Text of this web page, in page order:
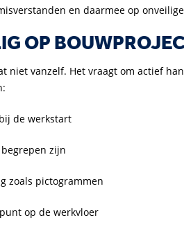
en daarmee op
OP
niet vanzelf. Het vraagt om actief
de werkstart
zijn
zoals pictogrammen
op de werkvloer